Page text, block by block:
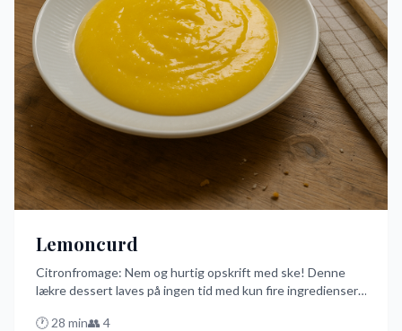
Lemoncurd
Citronfromage: Nem og hurtig opskrift med ske! Denne
lækre dessert laves på ingen tid med kun fire ingredienser.
morgenmaden.
🕐 28 min👥 4